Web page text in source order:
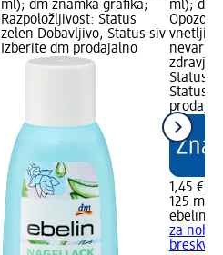
ml); dm znamka grafika;
Razpoložljivost: Status
zelen Dobavljivo, Status siv
Izberite dm prodajalno
ml); dm
zdravje;
Status
Status
1,45 €
125 ml
ebelin
za